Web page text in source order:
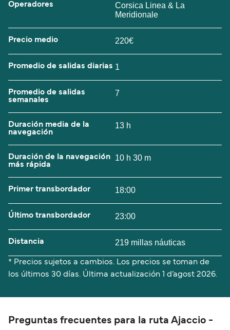
Operadores
Corsica Linea & La
Meridionale
Precio medio 220€
Promedio de salidas diarias 1
Promedio de salidas
semanales
7
Duración media de la
navegación
13 h
Duración de la navegación
más rápida
10 h 30 m
Primer transbordador 18:00
Último transbordador 23:00
Distancia 219 millas náuticas
* Precios sujetos a cambios. Los precios se toman de
los últimos 30 días. Última actualización 1 d’agost 2026.
Preguntas frecuentes para la ruta Ajaccio -